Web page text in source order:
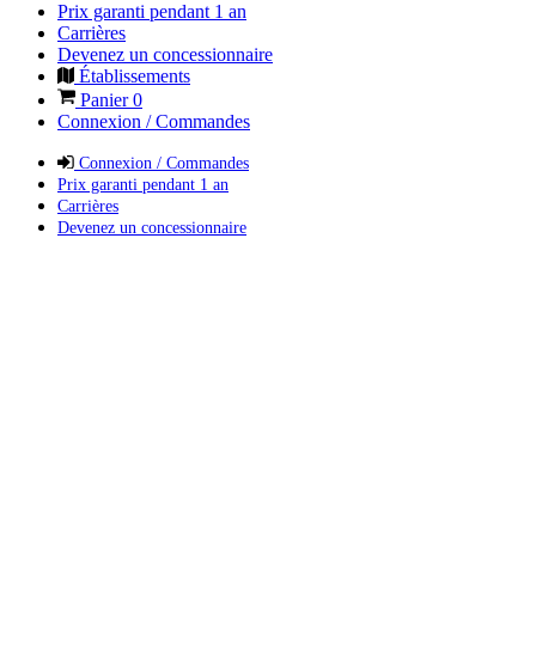
Prix garanti pendant 1 an
Carrières
Devenez un concessionnaire
Établissements
Panier0
Connexion / Commandes
Connexion / Commandes
Prix garanti pendant 1 an
Carrières
Devenez un concessionnaire